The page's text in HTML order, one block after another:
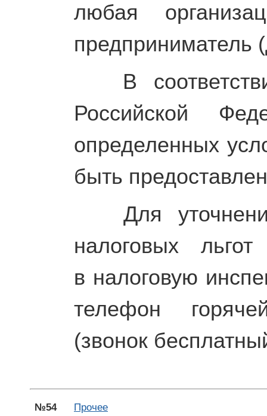
любая
предприниматель
В
Российской
определенных
быть
Для
налоговых
в налоговую
телефон
(звонок
№54 Прочее